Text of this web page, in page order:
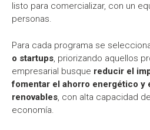
listo para comercializar, con un
personas.
Para cada programa se
o startups, priorizando aquellos
empresarial busque reducir el
fomentar el ahorro energético y
renovables, con alta capacidad
economía.